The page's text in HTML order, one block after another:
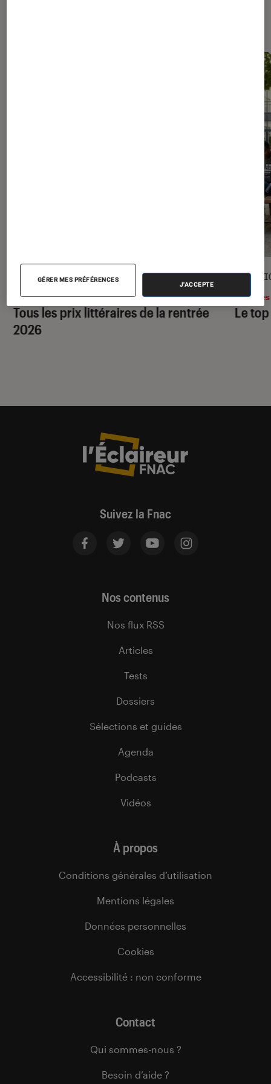
Tous les prix littéraires de la rentrée
2026
SÉLECTION
Livres / BD • 28 juil. 2026
Le
Livres
Suivez la Fnac
Nos contenus
Nos flux RSS
Articles
Tests
Dossiers
Sélections et guides
Agenda
Podcasts
Vidéos
À propos
Conditions générales d’utilisation
Mentions légales
Données personnelles
Cookies
Accessibilité : non conforme
Contact
Qui sommes-nous ?
Besoin d’aide ?
GÉRER MES PRÉFÉRENCES
J'ACCEPTE